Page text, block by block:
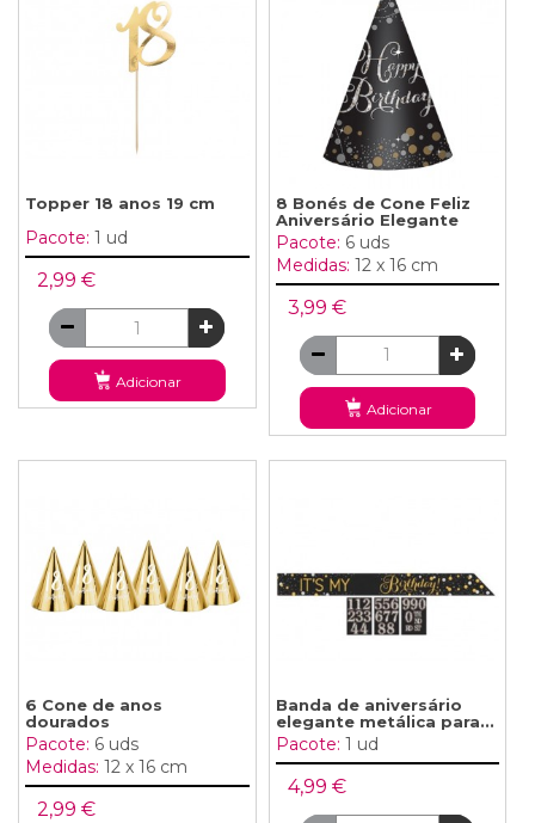
Topper 18 anos 19 cm
Pacote: 1 ud
2,99 €
Adicionar
8 Bonés de Cone Feliz
Aniversário Elegante
Pacote: 6 uds
Medidas: 12 x 16 cm
3,99 €
Adicionar
6 Cone de anos
dourados
Pacote: 6 uds
Medidas: 12 x 16 cm
2,99 €
Banda de aniversário
elegante metálica para...
Pacote: 1 ud
4,99 €